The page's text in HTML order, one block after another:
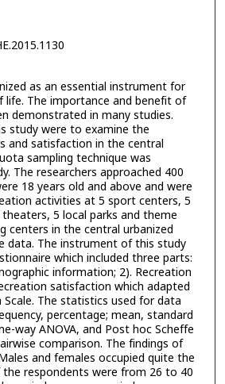
as an essential instrument for
life. The importance and benefit of
demonstrated in many studies.
study were to examine the
and satisfaction in the central
sampling technique was
The researchers approached 400
18 years old and above and were
activities at 5 sport centers, 5
5 local parks and theme
centers in the central urbanized
data. The instrument of this study
which included three parts:
information; 2). Recreation
satisfaction which adapted
The statistics used for data
percentage; mean, standard
way ANOVA, and Post hoc Scheffe
comparison. The findings of
and females occupied quite the
respondents were from 26 to 40